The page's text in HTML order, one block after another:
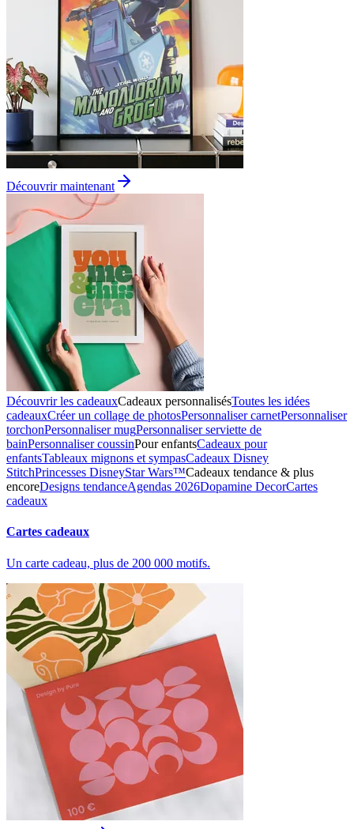
Découvrir maintenant
Découvrir les cadeauxCadeaux personnalisésToutes les idées
cadeauxCréer un collage de photosPersonnaliser carnetPersonnaliser
torchonPersonnaliser mugPersonnaliser serviette de
bainPersonnaliser coussinPour enfantsCadeaux pour
enfantsTableaux mignons et sympasCadeaux Disney
StitchPrincesses DisneyStar Wars™Cadeaux tendance & plus
encoreDesigns tendanceAgendas 2026Dopamine DecorCartes
cadeaux
Cartes cadeaux
Un carte cadeau, plus de 200 000 motifs.